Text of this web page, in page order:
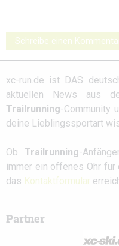
Schreibe einen
xc-run.de ist DAS
aktuellen News aus
Trailrunning-Community
deine Lieblingssportart
Ob Trailrunning-
immer ein offenes Ohr
das Kontaktformular
Partner